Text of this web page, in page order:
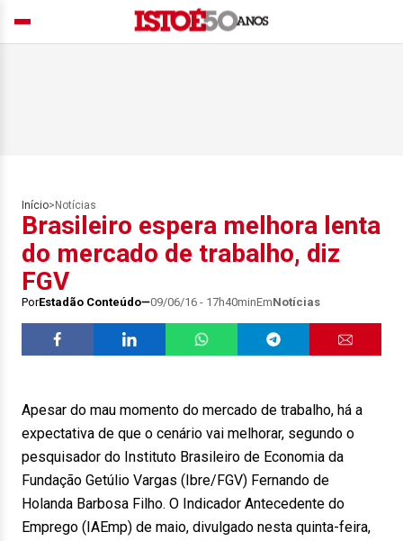
Início> Notícias
Brasileiro espera melhora lenta
do mercado de trabalho, diz
FGV
PorEstadão Conteúdo 09/06/16 - 17h40minEmNotícias
Apesar do mau momento do mercado de trabalho, há a
expectativa de que o cenário vai melhorar, segundo o
pesquisador do Instituto Brasileiro de Economia da
Fundação Getúlio Vargas (Ibre/FGV) Fernando de
Holanda Barbosa Filho. O Indicador Antecedente do
Emprego (IAEmp) de maio, divulgado nesta quinta-feira,